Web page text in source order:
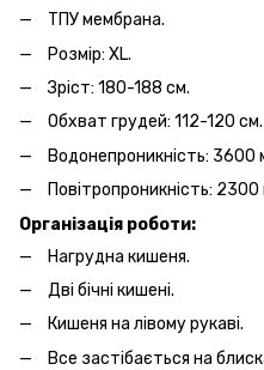
ТПУ мембрана.
Розмір: XL.
Зріст: 180-188 см.
Обхват грудей: 112-120 см.
Водонепроникність: 3600
Повітропроникність:
Організація роботи:
Нагрудна кишеня.
Дві бічні кишені.
Кишеня на лівому рукаві.
Все застібається на